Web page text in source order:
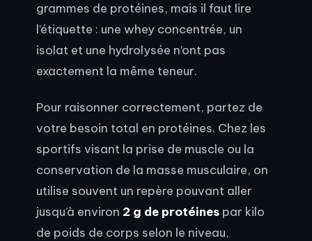
grammes de protéines, mais il faut lire
l’étiquette : une whey concentrée, un
isolat et une hydrolysée n’ont pas
exactement la même teneur.
Pour raisonner correctement, partez de
votre besoin total en protéines. Chez les
sportifs visant la prise de muscle ou la
conservation de la masse musculaire, on
utilise souvent un repère pouvant aller
jusqu’à environ 2 g de protéines par kilo
de poids de corps selon le niveau,